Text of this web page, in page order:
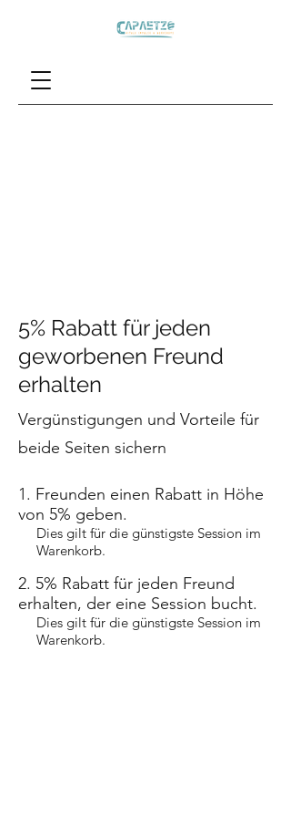
5% Rabatt für jeden
geworbenen Freund
erhalten
Vergünstigungen und Vorteile für
beide Seiten sichern
Freunden einen Rabatt in Höhe
von 5% geben.
Dies gilt für die günstigste Session im
Warenkorb.
5% Rabatt für jeden Freund
erhalten, der eine Session bucht.
Dies gilt für die günstigste Session im
Warenkorb.